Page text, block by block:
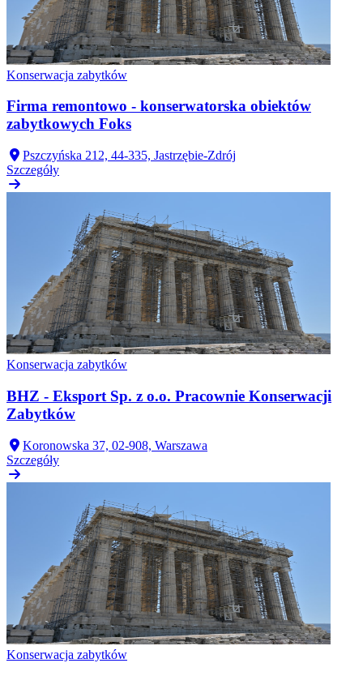
Konserwacja zabytków
Firma remontowo - konserwatorska obiektów
zabytkowych Foks
Pszczyńska 212, 44-335, Jastrzębie-Zdrój
Szczegóły
Konserwacja zabytków
BHZ - Eksport Sp. z o.o. Pracownie Konserwacji
Zabytków
Koronowska 37, 02-908, Warszawa
Szczegóły
Konserwacja zabytków